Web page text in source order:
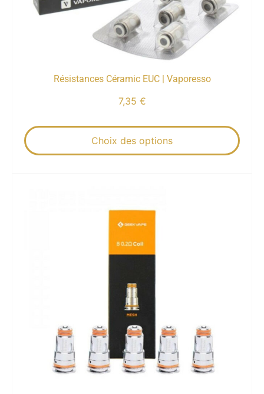
Résistances Céramic EUC | Vaporesso
7,35 €
Choix des options